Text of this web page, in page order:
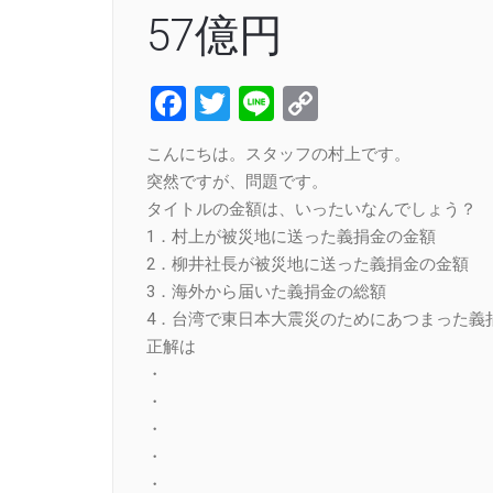
57億円
Facebook
Twitter
Line
Link
こんにちは。スタッフの村上です。
突然ですが、問題です。
タイトルの金額は、いったいなんでしょう？
1．村上が被災地に送った義捐金の金額
2．柳井社長が被災地に送った義捐金の金額
3．海外から届いた義捐金の総額
4．台湾で東日本大震災のためにあつまった義
正解は
・
・
・
・
・